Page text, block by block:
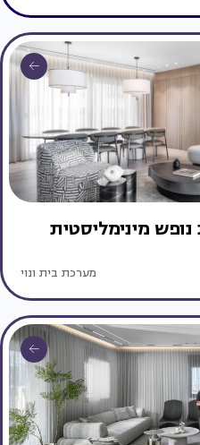
מינימליסטית
מערכת בית ונוי